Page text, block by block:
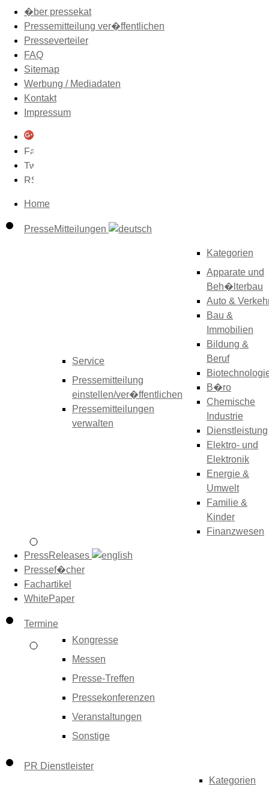
�ber pressekat
Pressemitteilung ver�ffentlichen
Presseverteiler
FAQ
Sitemap
Werbung / Mediadaten
Kontakt
Impressum
Home
PresseMitteilungen
Service
Pressemitteilung
einstellen/ver�ffentlichen
Pressemitteilungen
verwalten
Kategorien
Apparate und
Beh�lterbau
Auto &
Bau &
Immobilien
Bildung &
Beruf
B�ro
Chemische
Industrie
Dienstleistung
Elektro- und
Elektronik
Energie &
Umwelt
Familie &
Kinder
Finanzwesen
PressReleases
Pressef�cher
Fachartikel
WhitePaper
Termine
Kongresse
Messen
Presse-Treffen
Pressekonferenzen
Veranstaltungen
Sonstige
PR Dienstleister
Kategorien